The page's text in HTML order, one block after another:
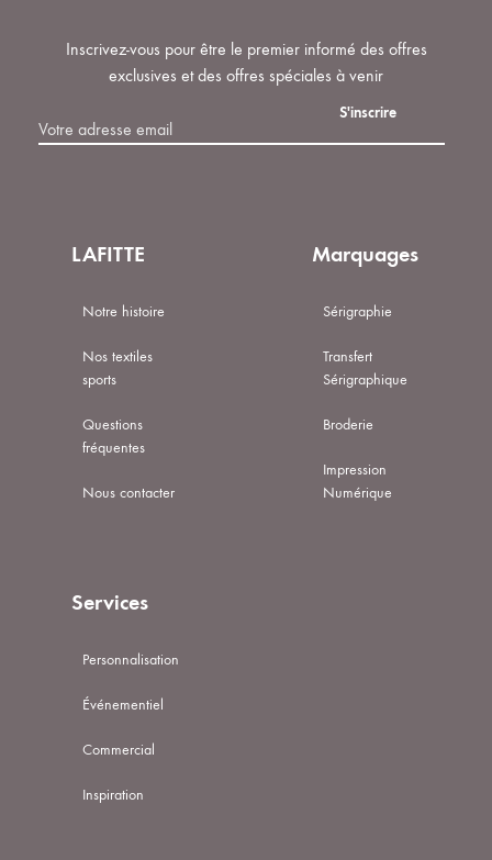
Inscrivez-vous pour être le premier informé des offres
exclusives et des offres spéciales à venir
LAFITTE
Notre histoire
Nos textiles
sports
Questions
fréquentes
Nous contacter
Marquages
Sérigraphie
Transfert
Sérigraphique
Broderie
Impression
Numérique
Services
Personnalisation
Événementiel
Commercial
Inspiration